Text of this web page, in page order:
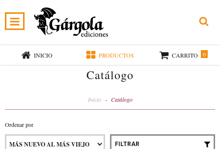
INICIO PRODUCTOS CARRITO 0
Catálogo
Inicio - Catálogo
Ordenar por
FILTRAR